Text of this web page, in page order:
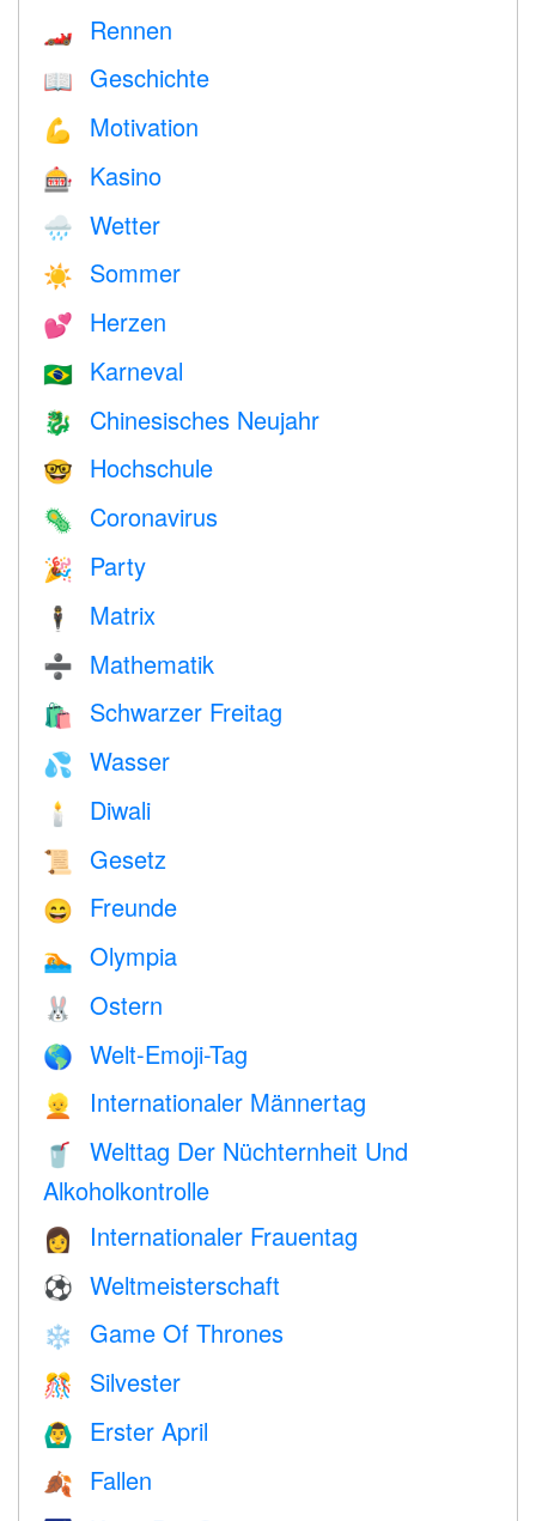
🏎 Rennen
📖 Geschichte
💪 Motivation
🎰 Kasino
🌧 Wetter
☀️ Sommer
💕 Herzen
🇧🇷 Karneval
🐉 Chinesisches Neujahr
🤓 Hochschule
🦠 Coronavirus
🎉 Party
🕴️ Matrix
➗ Mathematik
🛍 Schwarzer Freitag
💦 Wasser
🕯 Diwali
📜 Gesetz
😄 Freunde
🏊 Olympia
🐰 Ostern
🌎 Welt-Emoji-Tag
👱 Internationaler Männertag
🥤
Welttag Der Nüchternheit Und
Alkoholkontrolle
👩 Internationaler Frauentag
⚽ Weltmeisterschaft
❄️ Game Of Thrones
🎊 Silvester
🙆‍♂️ Erster April
🍂 Fallen